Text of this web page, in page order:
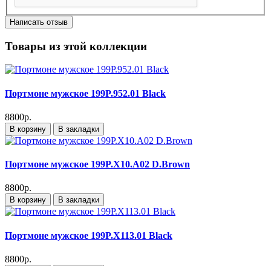
Написать отзыв
Товары из этой коллекции
Портмоне мужское 199P.952.01 Black
8800р.
В корзину В закладки
Портмоне мужское 199P.X10.A02 D.Brown
8800р.
В корзину В закладки
Портмоне мужское 199P.X113.01 Black
8800р.